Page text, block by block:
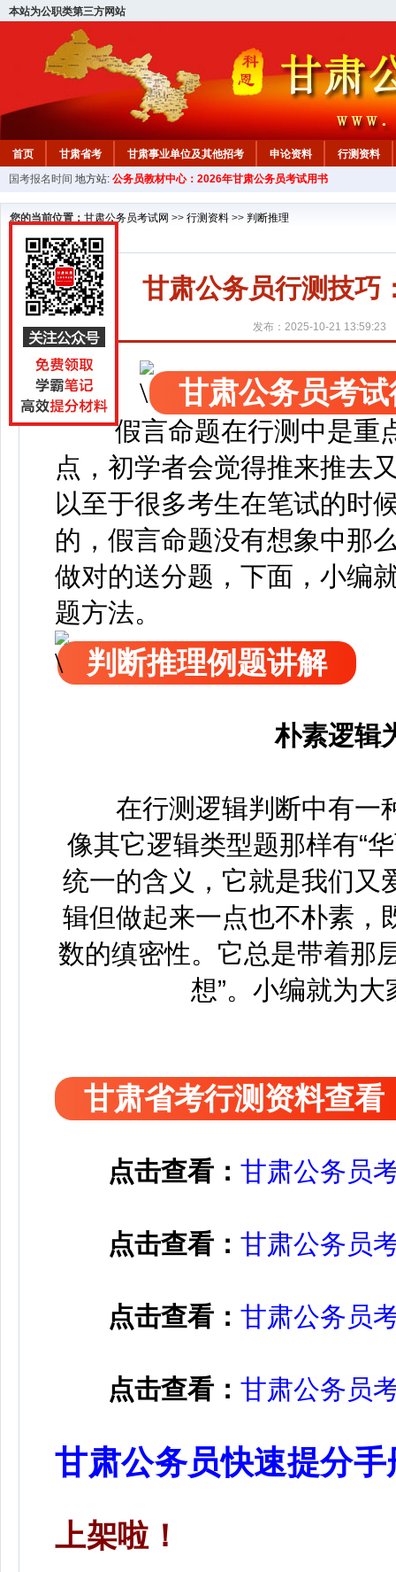
本站为公职类第三方网站
首页 甘肃省考 甘肃事业单位及其他招考 申论资料
行测资料
国考报名时间 地方站: 公务员教材中心：2026年甘肃公务员考试用书
您的当前位置： 甘肃公务员考试网 >> 行测资料 >> 判断推理
甘肃公务员行测技巧
发布：2025-10-21 13:59:23
甘肃公务员考
假言命题在行测中是重
点，初学者会觉得推来推去
以至于很多考生在笔试的时
的，假言命题没有想象中那
做对的送分题，下面， 小编
题方法。
判断推理例题讲解
朴素逻辑
在行测逻辑判断中有一
像其它逻辑类型题那样有“
统一的含义，它就是我们又
辑但做起来一点也不朴素，
数的缜密性。它总是带着那
想”。小编就为
甘肃省考行测资料查看
点击查看： 甘肃公务员
点击查看： 甘肃公务员
点击查看： 甘肃公务员
点击查看： 甘肃公务员
甘肃公务员快速提分手
上架啦！